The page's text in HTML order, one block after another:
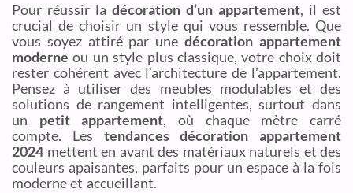
Pour réussir la décoration d’un appartement, il est
crucial de choisir un style qui vous ressemble. Que
vous soyez attiré par unedécoration appartement
moderne ou un style plus classique, votre choix doit
rester cohérent avec l’architecture de l’appartement.
Pensez à utiliser des meubles modulables et des
solutions de rangement intelligentes, surtout dans
un petit appartement, où chaque mètre carré
compte. Les tendances décoration appartement
2024 mettent en avant des matériaux naturels et des
couleurs apaisantes, parfaits pour un espace à la fois
moderne et accueillant.